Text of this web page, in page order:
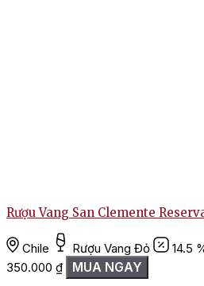
Rượu Vang San Clemente
Chile Rượu Vang Đỏ
14.5
350.000 ₫ MUA NGAY